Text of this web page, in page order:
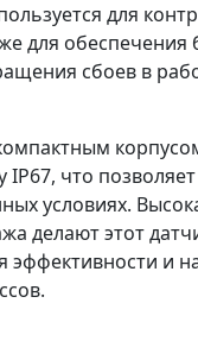
для
для обеспечения
сбоев в
IP67, что
условиях.
делают этот
и